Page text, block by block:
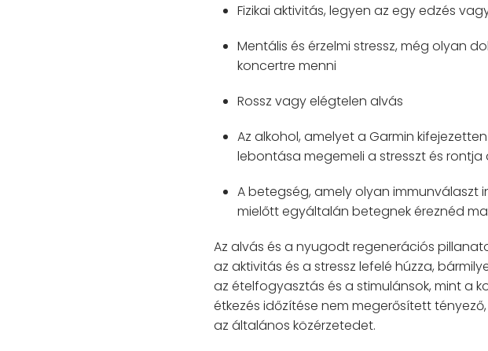
Fizikai aktivitás, legyen az egy edzés
Mentális és érzelmi stressz, még olyan
koncertre menni
Rossz vagy elégtelen alvás
Az alkohol, amelyet a Garmin kifejezetten
lebontása megemeli a stresszt és
A betegség, amely olyan immunválaszt
mielőtt egyáltalán betegnek éreznéd
Az alvás és a nyugodt regenerációs
az aktivitás és a stressz lefelé húzza,
az ételfogyasztás és a stimulánsok, mint a
étkezés időzítése nem megerősített
az általános közérzetedet.